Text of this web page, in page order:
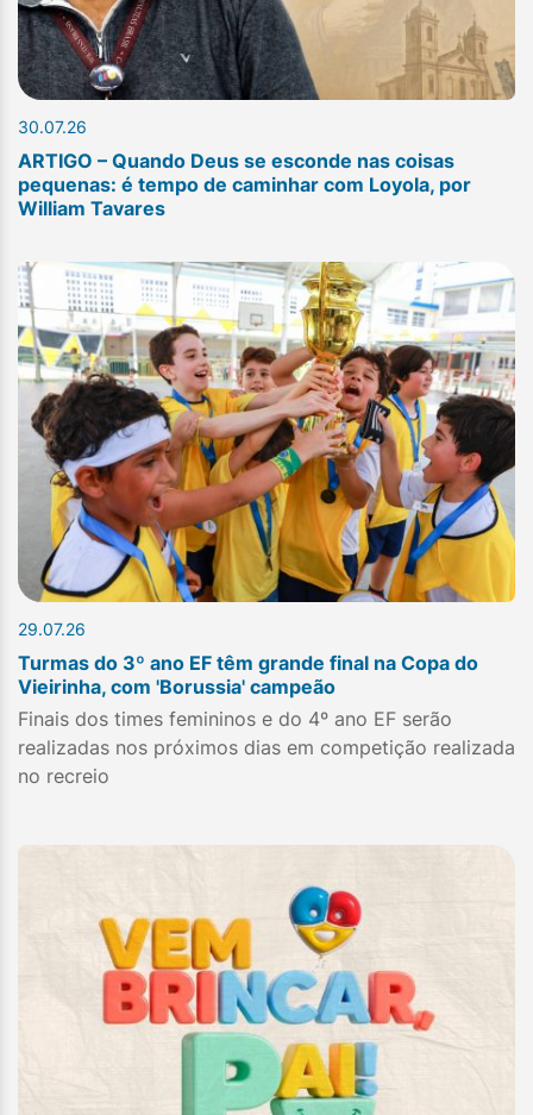
30.07.26
ARTIGO – Quando Deus se esconde nas coisas
pequenas: é tempo de caminhar com Loyola, por
William Tavares
29.07.26
Turmas do 3º ano EF têm grande final na Copa do
Vieirinha, com 'Borussia' campeão
Finais dos times femininos e do 4º ano EF serão
realizadas nos próximos dias em competição realizada
no recreio